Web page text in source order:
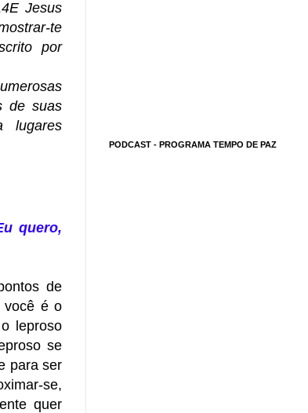
Jesus
te
por
de suas
lugares
quero,
de
você é o
leproso
se
para ser
se,
quer
PODCAST - PROGRAMA TEMPO DE PAZ